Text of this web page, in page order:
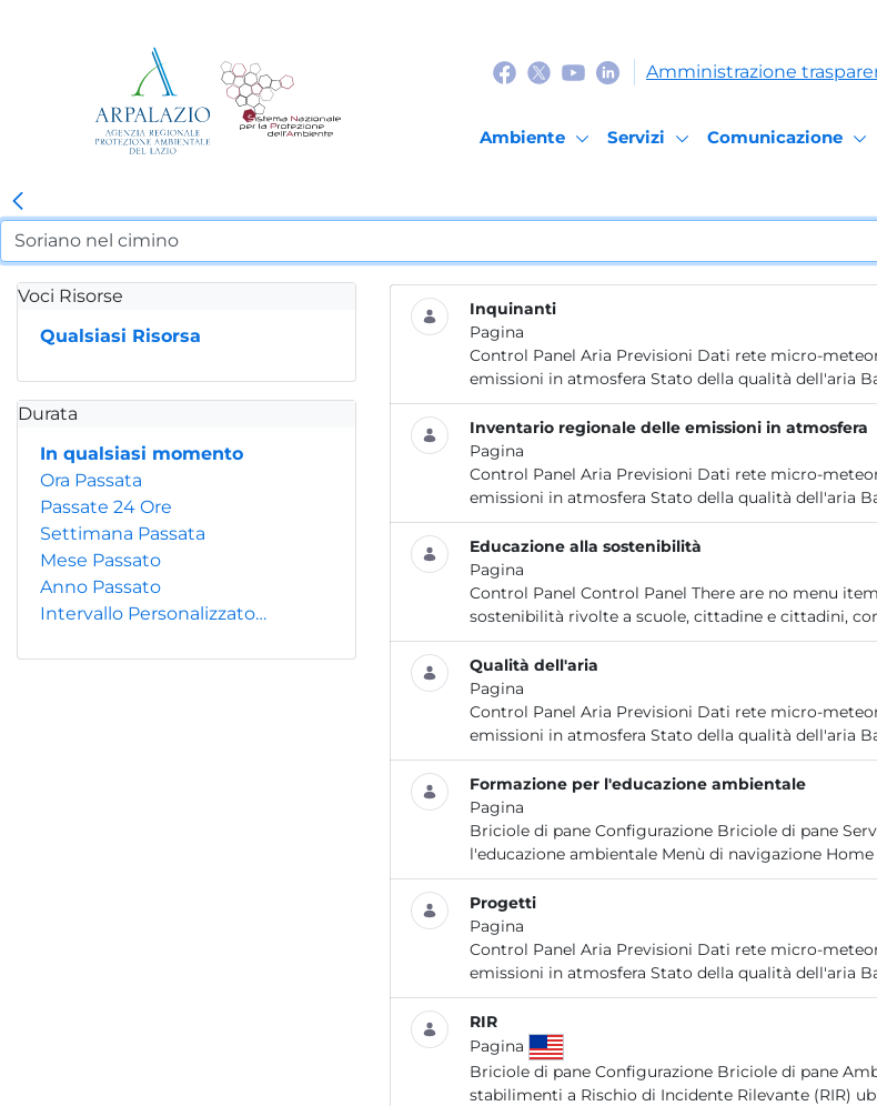
Amministrazione
Ambiente Servizi Comunicazione
Voci Risorse
Qualsiasi Risorsa
Durata
In qualsiasi momento
Ora Passata
Passate 24 Ore
Settimana Passata
Mese Passato
Anno Passato
Intervallo Personalizzato…
Inquinanti
Pagina
Control Panel Aria Previsioni Dati rete micro-
emissioni in atmosfera Stato della qualità dell'aria
Inventario regionale delle emissioni in atmosfera
Pagina
Control Panel Aria Previsioni Dati rete micro-
emissioni in atmosfera Stato della qualità dell'aria
Educazione alla sostenibilità
Pagina
Control Panel Control Panel There are no menu
sostenibilità rivolte a scuole, cittadine e cittadini,
Qualità dell'aria
Pagina
Control Panel Aria Previsioni Dati rete micro-
emissioni in atmosfera Stato della qualità dell'aria
Formazione per l'educazione ambientale
Pagina
Briciole di pane Configurazione Briciole di pane
l'educazione ambientale Menù di navigazione
Progetti
Pagina
Control Panel Aria Previsioni Dati rete micro-
emissioni in atmosfera Stato della qualità dell'aria
RIR
Pagina
Briciole di pane Configurazione Briciole di pane
stabilimenti a Rischio di Incidente Rilevante (RIR)